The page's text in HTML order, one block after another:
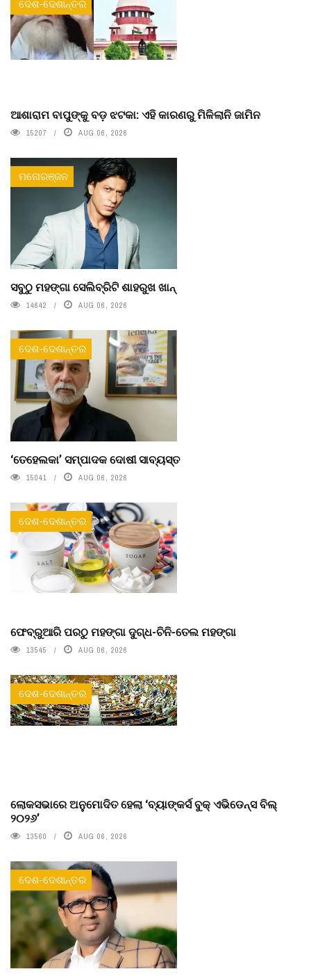
ଦେଶ-ଦେଶାନ୍ତର
ଆଶାରାମ ବାପୁଙ୍କୁ ବଡ଼ ଝଟକା: ଏହି କାରଣରୁ ମିଳିଲାନି ଜାମିନ
15207 AUG 06, 2026
ମନୋରଞ୍ଜନ
ସବୁଠୁ ମହଙ୍ଗା ସେଲିବ୍ରିଟି ଶାହରୁଖ ଖାନ୍
14642 AUG 06, 2026
ଦେଶ-ଦେଶାନ୍ତର
‘ତେହେଲକା’ ସମ୍ପାଦକ ଦୋଷୀ ସାବ୍ୟସ୍ତ
15041 AUG 06, 2026
ଦେଶ-ଦେଶାନ୍ତର
ଫେବ୍ରୁଆରି ପରଠୁ ମହଙ୍ଗା ଦୁଗ୍ଧ-ଚିନି-ତେଲ ମହଙ୍ଗା
13545 AUG 06, 2026
ଦେଶ-ଦେଶାନ୍ତର
ଲୋକସଭାରେ ଅନୁମୋଦିତ ହେଲା ‘ବ୍ୟାଙ୍କର୍ସ ବୁକ୍ ଏଭିଡେନ୍ସ ବିଲ୍
୨୦୨୬’
13560 AUG 06, 2026
ଦେଶ-ଦେଶାନ୍ତର